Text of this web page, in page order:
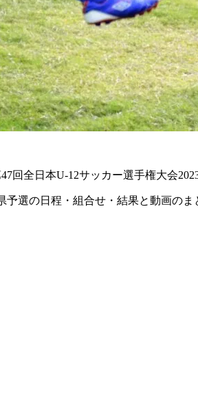
回全日本U-12サッカー選手権大会2023
選の日程・組合せ・結果と動画のま